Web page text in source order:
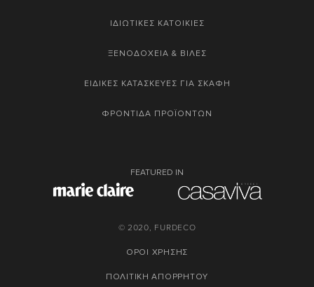
ΙΔΙΩΤΙΚΕΣ ΚΑΤΟΙΚΙΕΣ
ΞΕΝΟΔΟΧΕΙΑ & ΒΙΛΕΣ
ΕΙΔΙΚΕΣ ΚΑΤΑΣΚΕΥΕΣ ΓΙΑ ΣΚΑΦΗ
ΦΡΟΝΤΙΔΑ ΠΡΟΪΟΝΤΩΝ
FEATURED IN
© 2020, FURDECO
ΟΡΟΙ ΧΡΗΣΗΣ
ΠΟΛΙΤΙΚΗ ΑΠΟΡΡΗΤΟΥ